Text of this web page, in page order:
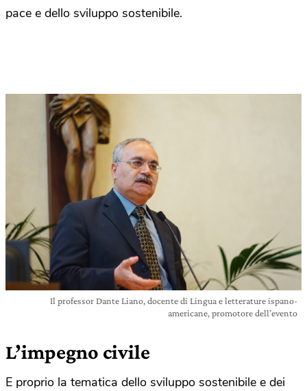
pace e dello sviluppo sostenibile.
Il professor Dante Liano, docente di Lingua e letterature ispano-
americane, promotore dell’evento
L’impegno civile
E proprio la tematica dello sviluppo sostenibile e dei